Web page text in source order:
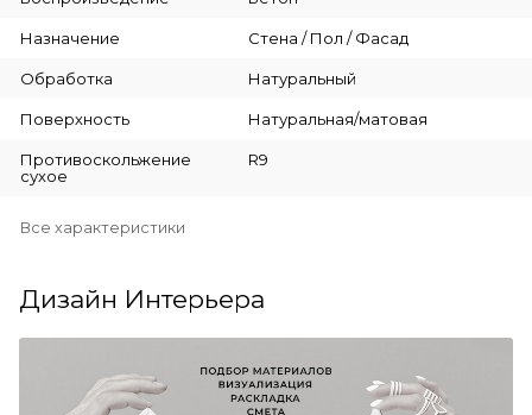
Назначение Стена / Пол / Фасад
Обработка Натуральный
Поверхность Натуральная/матовая
Противоскольжение
сухое
R9
Все характеристики
Дизайн Интерьера